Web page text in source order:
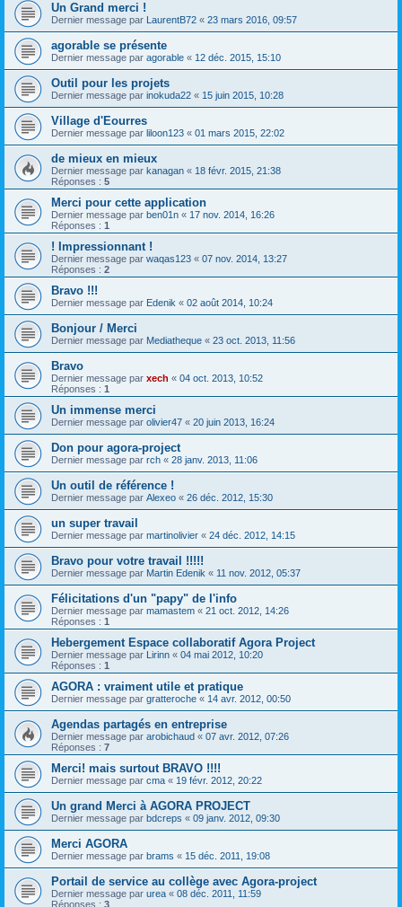
Un Grand merci !
Dernier message par LaurentB72 « 23 mars 2016, 09:57
agorable se présente
Dernier message par agorable « 12 déc. 2015, 15:10
Outil pour les projets
Dernier message par inokuda22 « 15 juin 2015, 10:28
Village d'Eourres
Dernier message par liloon123 « 01 mars 2015, 22:02
de mieux en mieux
Dernier message par kanagan « 18 févr. 2015, 21:38
Réponses : 5
Merci pour cette application
Dernier message par ben01n « 17 nov. 2014, 16:26
Réponses : 1
! Impressionnant !
Dernier message par waqas123 « 07 nov. 2014, 13:27
Réponses : 2
Bravo !!!
Dernier message par Edenik « 02 août 2014, 10:24
Bonjour / Merci
Dernier message par Mediatheque « 23 oct. 2013, 11:56
Bravo
Dernier message par xech « 04 oct. 2013, 10:52
Réponses : 1
Un immense merci
Dernier message par olivier47 « 20 juin 2013, 16:24
Don pour agora-project
Dernier message par rch « 28 janv. 2013, 11:06
Un outil de référence !
Dernier message par Alexeo « 26 déc. 2012, 15:30
un super travail
Dernier message par martinolivier « 24 déc. 2012, 14:15
Bravo pour votre travail !!!!!
Dernier message par Martin Edenik « 11 nov. 2012, 05:37
Félicitations d'un "papy" de l'info
Dernier message par mamastem « 21 oct. 2012, 14:26
Réponses : 1
Hebergement Espace collaboratif Agora Project
Dernier message par Lirinn « 04 mai 2012, 10:20
Réponses : 1
AGORA : vraiment utile et pratique
Dernier message par gratteroche « 14 avr. 2012, 00:50
Agendas partagés en entreprise
Dernier message par arobichaud « 07 avr. 2012, 07:26
Réponses : 7
Merci! mais surtout BRAVO !!!!
Dernier message par cma « 19 févr. 2012, 20:22
Un grand Merci à AGORA PROJECT
Dernier message par bdcreps « 09 janv. 2012, 09:30
Merci AGORA
Dernier message par brams « 15 déc. 2011, 19:08
Portail de service au collège avec Agora-project
Dernier message par urea « 08 déc. 2011, 11:59
Réponses : 3